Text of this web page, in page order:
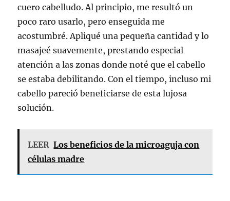
cuero cabelludo. Al principio, me resultó un
poco raro usarlo, pero enseguida me
acostumbré. Apliqué una pequeña cantidad y lo
masajeé suavemente, prestando especial
atención a las zonas donde noté que el cabello
se estaba debilitando. Con el tiempo, incluso mi
cabello pareció beneficiarse de esta lujosa
solución.
LEER Los beneficios de la microaguja con
células madre